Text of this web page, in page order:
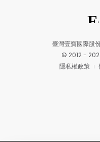
臺灣壹寶國際股
© 2012 - 202
隱私權政策